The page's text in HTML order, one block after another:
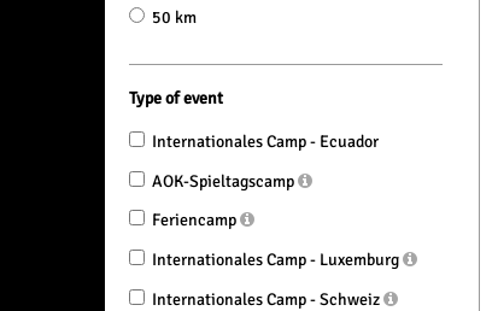
50 km
Type of event
Internationales Camp - Ecuador
AOK-Spieltagscamp
Feriencamp
Internationales Camp - Luxemburg
Internationales Camp - Schweiz